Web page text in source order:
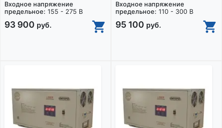
Входное напряжение
предельное: 155 - 275 В
93 900 руб.
Входное напряжение
предельное: 110 - 300 В
95 100 руб.